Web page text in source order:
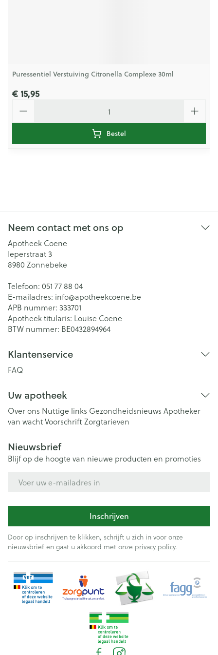
Puressentiel Verstuiving Citronella Complexe 30ml
€ 15,95
Bestel
Neem contact met ons op
Apotheek Coene
Ieperstraat 3
8980 Zonnebeke
Telefoon: 051 77 88 04
E-mailadres: info@apotheekcoene.be
APB nummer: 333701
Apotheek titularis: Louise Coene
BTW nummer: BE0432894964
Klantenservice
FAQ
Uw apotheek
Over ons Nuttige links Gezondheidsnieuws Apotheker
van wachtVoorschriftZorgtarieven
Nieuwsbrief
Blijf op de hoogte van nieuwe producten en promoties
Inschrijven
Door op inschrijven te klikken, schrijft u zich in voor onze
nieuwsbrief en gaat u akkoord met onze privacy policy.